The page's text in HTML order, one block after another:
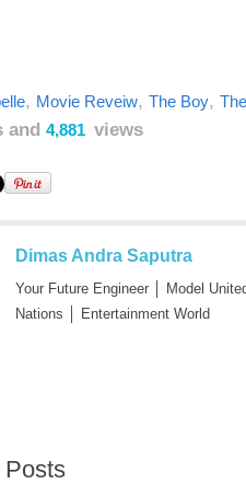
, Movie Reveiw, The Boy,
and 4,881 views
Dimas Andra Saputra
Your Future Engineer │ Model
Nations │ Entertainment World
Posts